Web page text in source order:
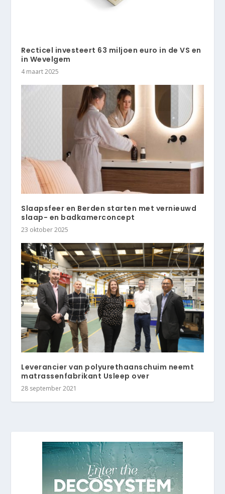
Recticel investeert 63 miljoen euro in de VS en
in Wevelgem
4 maart 2025
Slaapsfeer en Berden starten met vernieuwd
slaap- en badkamerconcept
23 oktober 2025
Leverancier van polyurethaanschuim neemt
matrassenfabrikant Usleep over
28 september 2021